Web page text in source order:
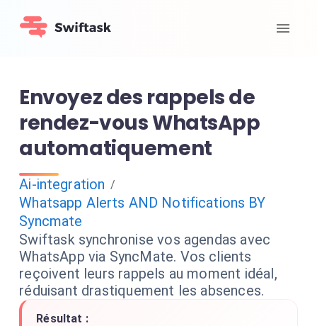
Envoyez des rappels de
rendez-vous WhatsApp
automatiquement
Ai-integration /
Whatsapp Alerts AND Notifications BY
Syncmate
Swiftask synchronise vos agendas avec
WhatsApp via SyncMate. Vos clients
reçoivent leurs rappels au moment idéal,
réduisant drastiquement les absences.
Résultat :